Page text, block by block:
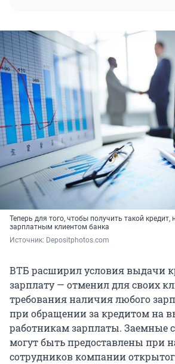
Теперь для того, чтобы получить такой кредит,
зарплатным клиентом банка
Источник: Depositphotos.com
ВТБ расширил условия выдачи
зарплату — отменил для своих
требования наличия любого
при обращении за кредитом на
работникам зарплаты. Заемные
могут быть предоставлены при
сотрудников компании